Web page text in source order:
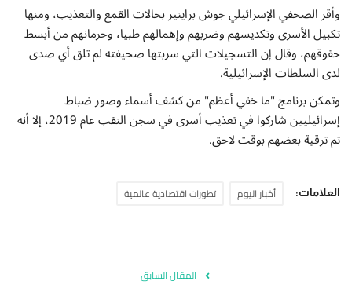
وأقر الصحفي الإسرائيلي جوش براينير بحالات القمع والتعذيب، ومنها
تكبيل الأسرى وتكديسهم وضربهم وإهمالهم طبيا، وحرمانهم من أبسط
حقوقهم، وقال إن التسجيلات التي سربتها صحيفته لم تلق أي صدى
لدى السلطات الإسرائيلية.
وتمكن برنامج "ما خفي أعظم" من كشف أسماء وصور ضباط
إسرائيليين شاركوا في تعذيب أسرى في سجن النقب عام 2019، إلا أنه
تم ترقية بعضهم بوقت لاحق.
العلامات: أخبار اليوم تطورات اقتصادية عالمية
المقال السابق